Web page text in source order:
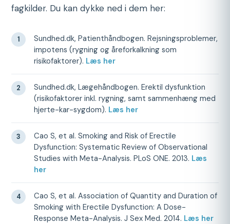
fagkilder. Du kan dykke ned i dem her:
Sundhed.dk, Patienthåndbogen. Rejsningsproblemer,
impotens (rygning og åreforkalkning som
risikofaktorer). Læs her
Sundhed.dk, Lægehåndbogen. Erektil dysfunktion
(risikofaktorer inkl. rygning, samt sammenhæng med
hjerte-kar-sygdom). Læs her
Cao S, et al. Smoking and Risk of Erectile
Dysfunction: Systematic Review of Observational
Studies with Meta-Analysis. PLoS ONE. 2013. Læs
her
Cao S, et al. Association of Quantity and Duration of
Smoking with Erectile Dysfunction: A Dose-
Response Meta-Analysis. J Sex Med. 2014. Læs her